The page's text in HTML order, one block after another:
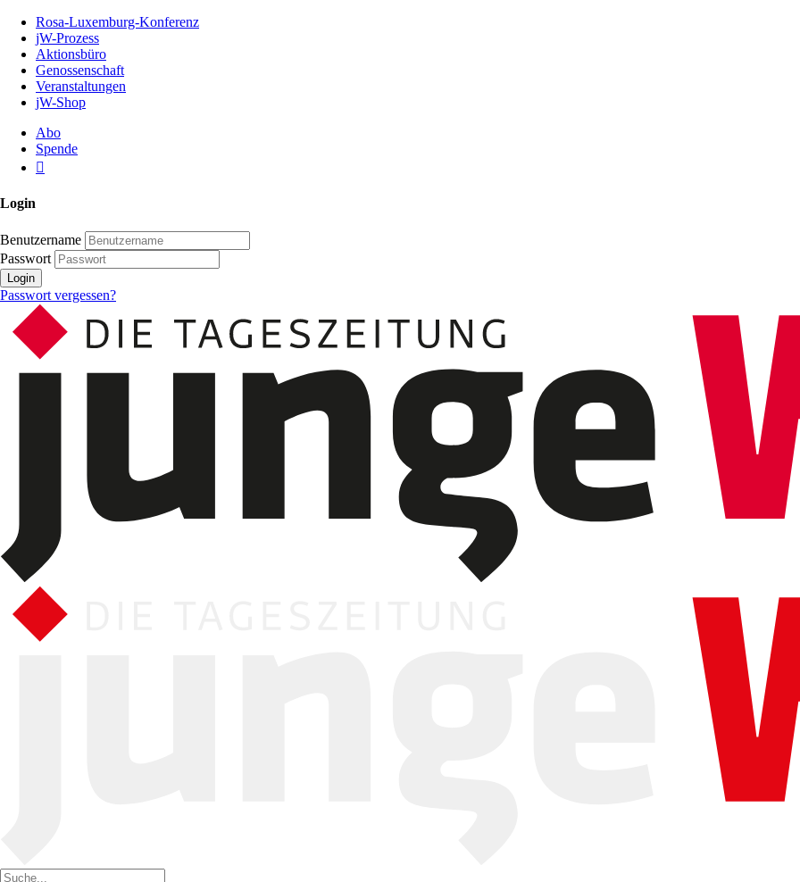
Inhalt
Seite
Rosa-Luxemburg-Konferenz
jW-Prozess
Aktionsbüro
Genossenschaft
Veranstaltungen
jW-Shop
Abo
Spende
Login
Benutzername
Passwort
Login
Passwort vergessen?